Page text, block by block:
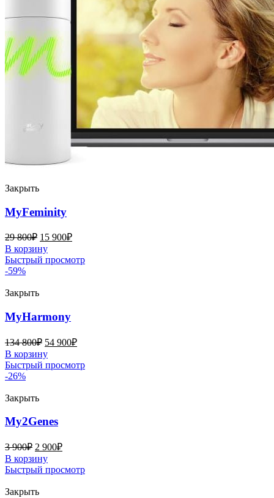
Закрыть
MyFeminity
29 800₽ 15 900₽
В корзину
Быстрый просмотр
-59%
Закрыть
MyHarmony
134 800₽ 54 900₽
В корзину
Быстрый просмотр
-26%
Закрыть
My2Genes
3 900₽ 2 900₽
В корзину
Быстрый просмотр
Закрыть